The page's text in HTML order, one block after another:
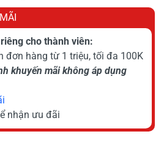
cho thành viên:
đơn hàng từ 1 triệu, tối đa 100K
khuyến mãi không áp dụng
nhận ưu đãi